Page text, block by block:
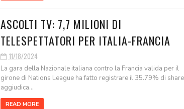
ASCOLTI TV: 7,7 MILIONI DI
TELESPETTATORI PER ITALIA-FRANCIA
11/18/2024
La gara della Nazionale italiana contro la Francia valida per il
girone di Nations League ha fatto registrare il 35.79% di share
aggiudica...
READ MORE